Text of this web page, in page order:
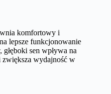
komfortowy i
lepsze funkcjonowanie
sen wpływa na
zwiększa wydajność w